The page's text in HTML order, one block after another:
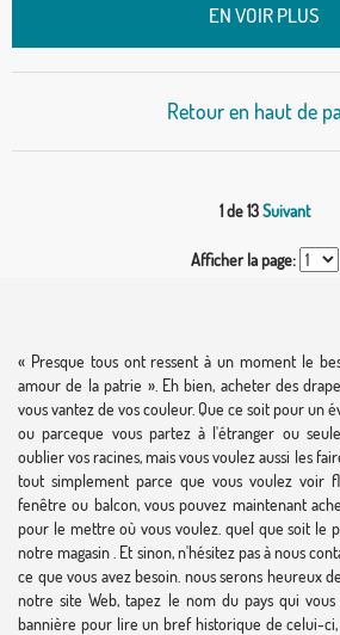
EN VOIR PLUS
Retour en haut de
1 de 13 Suivant
Afficher la page:
« Presque tous ont ressent à un moment le
amour de la patrie ». Eh bien, acheter des
vous vantez de vos couleur. Que ce soit pour un
ou parceque vous partez à l'étranger ou
oublier vos racines, mais vous voulez aussi les
tout simplement parce que vous voulez voir
fenêtre ou balcon, vous pouvez maintenant
pour le mettre où vous voulez. quel que soit le
notre magasin . Et sinon, n'hésitez pas à nous
ce que vous avez besoin. nous serons heureux
notre site Web, tapez le nom du pays qui
bannière pour lire un bref historique de celui-